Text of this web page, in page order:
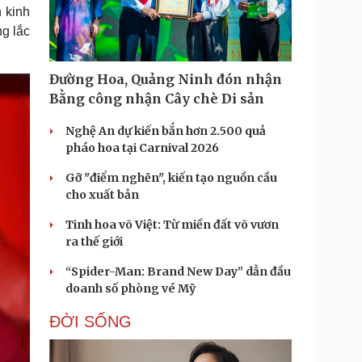
nghiệp 24h
nhân
Vì cộng đồng
Tin Công nghệ
Trải nghiệm
Chuyển đổi số
Podcast
Câu chuyện thời sự
Đọc truyện đêm khuya
Cửa sổ tình yêu
Hạt giống tâm hồn
kinh
lắc
Đường Hoa, Quảng Ninh đón nhận
Bằng công nhận Cây chè Di sản
Nghệ An dự kiến bắn hơn 2.500 quả
pháo hoa tại Carnival 2026
Gỡ "điểm nghẽn", kiến tạo nguồn cầu
cho xuất bản
Tinh hoa võ Việt: Từ miền đất võ vươn
ra thế giới
“Spider-Man: Brand New Day” dẫn đầu
doanh số phòng vé Mỹ
ĐỜI SỐNG